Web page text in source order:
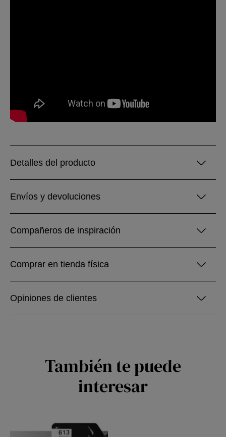
Detalles del producto
Envíos y devoluciones
Compañeros de inspiración
Comprar en tienda física
Opiniones de clientes
También te puede
interesar